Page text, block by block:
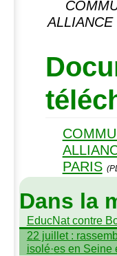
ALLIANCE
PARIS
Dans la
EducNat contre
22 juillet :
isolé·es en Seine